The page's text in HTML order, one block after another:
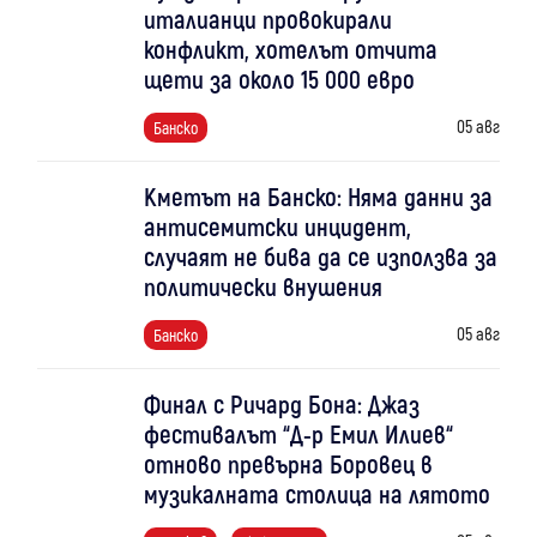
италианци провокирали
конфликт, хотелът отчита
щети за около 15 000 евро
Банско 05 авг
Кметът на Банско: Няма данни за
антисемитски инцидент,
случаят не бива да се използва за
политически внушения
Банско 05 авг
Финал с Ричард Бона: Джаз
фестивалът “Д-р Емил Илиев“
отново превърна Боровец в
музикалната столица на лятото